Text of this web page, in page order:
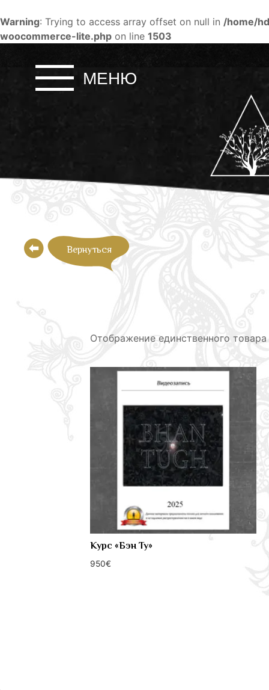
Warning: Trying to access array offset on null in /home/
woocommerce-lite.php on line 1503
МЕНЮ
Вернуться
Отображение единственного товара
Курс «Бэн Ту»
950€